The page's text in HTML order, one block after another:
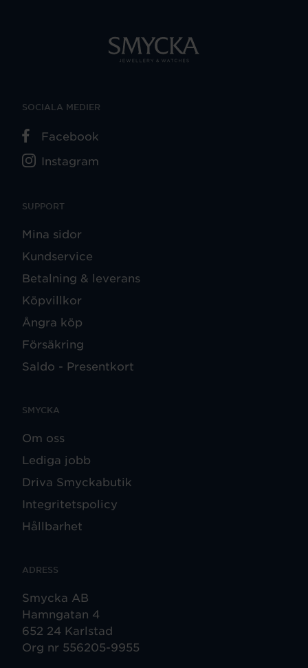
SUPPORT
Mina sidor
Kundservice
Betalning & leverans
Köpvillkor
Ångra köp
Försäkring
Saldo - Presentkort
SMYCKA
Om oss
Lediga jobb
Driva Smyckabutik
Integritetspolicy
Hållbarhet
ADRESS
Smycka AB
Hamngatan 4
652 24 Karlstad
Org nr 556205-9955
SOCIALA MEDIER
Facebook
Instagram